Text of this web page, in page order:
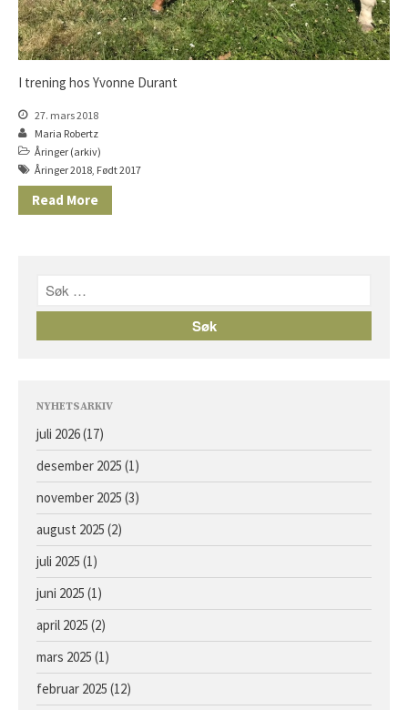
I trening hos Yvonne Durant
27. mars 2018
Maria Robertz
Åringer (arkiv)
Åringer 2018, Født 2017
Read More
NYHETSARKIV
juli 2026(17)
desember 2025 (1)
november 2025 (3)
august 2025 (2)
juli 2025 (1)
juni 2025 (1)
april 2025 (2)
mars 2025 (1)
februar 2025 (12)